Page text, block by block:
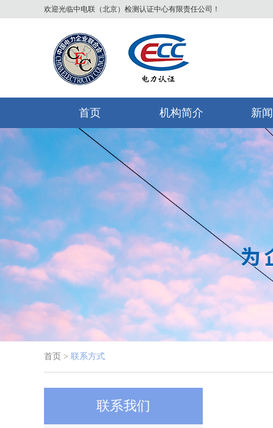
欢迎光临中电联（北京）检测认证中心有限责任公司！
首页 机构简介 新
首页 > 联系方式
联系我们